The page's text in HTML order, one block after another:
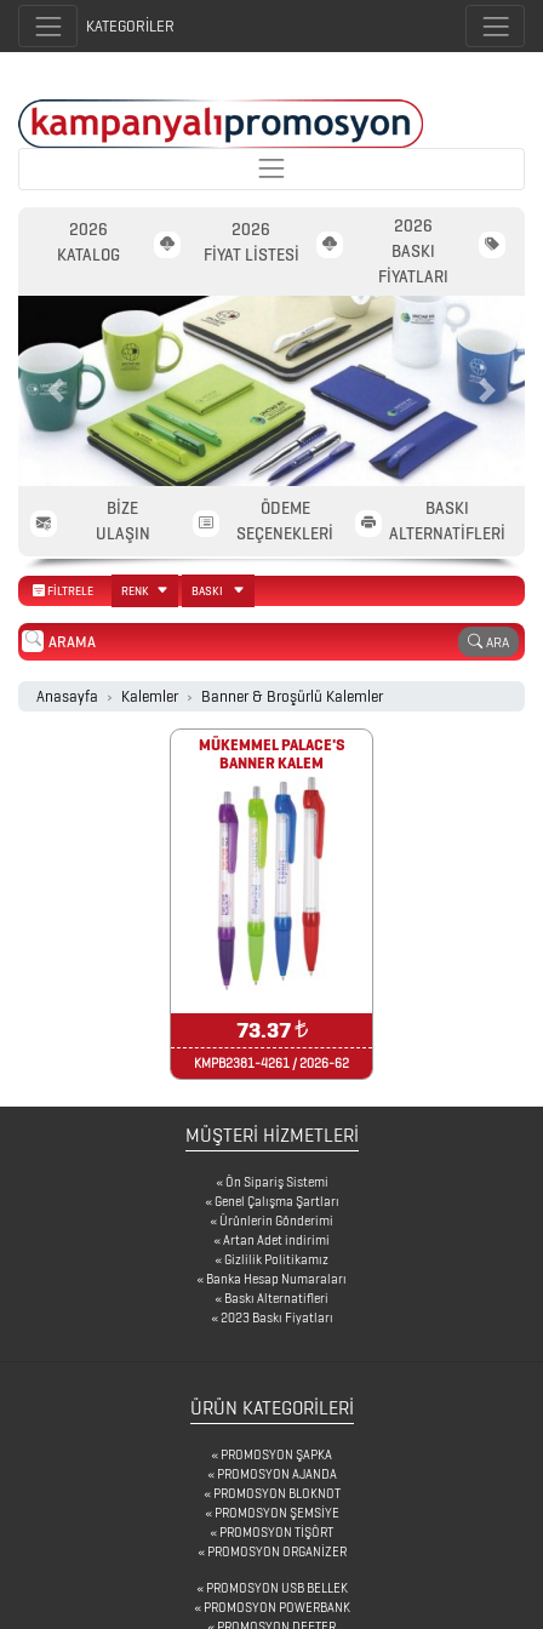
2026
PROMOSYON
2026
PROMOSYON
TAKVİM
KATEGORİLER
2026
KATALOG
2026
FİYAT LİSTESİ
2026
BASKI
FİYATLARI
Previous Next
BİZE
ULAŞIN
ÖDEME
SEÇENEKLERİ
BASKI
ALTERNATİFLERİ
FİLTRELE RENK BASKI
ARA
Anasayfa Kalemler Banner & Broşürlü Kalemler
MÜKEMMEL PALACE'S
BANNER KALEM
73.37₺
KMPB2381-4261 / 2026-62
MÜŞTERİ HİZMETLERİ
Ön Sipariş Sistemi
Genel Çalışma Şartları
Ürünlerin Gönderimi
Artan Adet indirimi
Gizlilik Politikamız
Banka Hesap Numaraları
Baskı Alternatifleri
2023 Baskı Fiyatları
ÜRÜN KATEGORILERI
PROMOSYON ŞAPKA
PROMOSYON AJANDA
PROMOSYON BLOKNOT
PROMOSYON ŞEMSİYE
PROMOSYON TİŞÖRT
PROMOSYON ORGANİZER
PROMOSYON USB BELLEK
PROMOSYON POWERBANK